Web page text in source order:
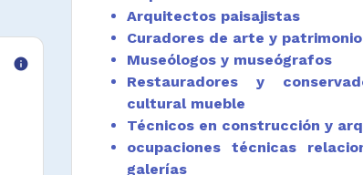
info
Arquitectos paisajistas
Curadores de arte y
Museólogos y museógrafos
Restauradores y
cultural mueble
Técnicos en construcción y
ocupaciones técnicas
galerías